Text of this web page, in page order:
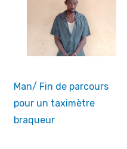
Man/ Fin de parcours
pour un taximètre
braqueur